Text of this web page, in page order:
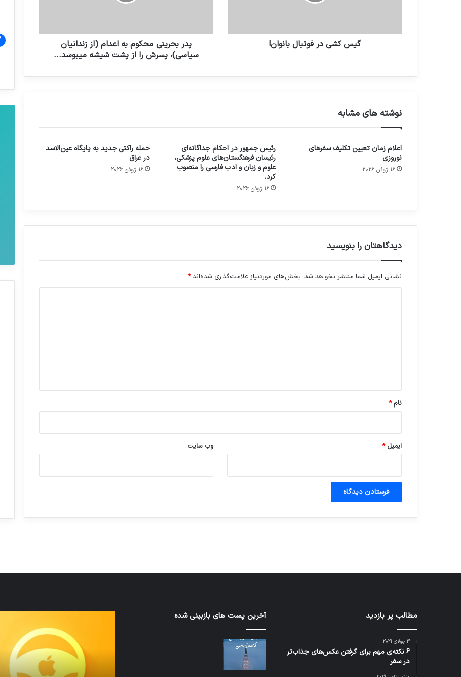
گیس کشی در فوتبال بانوان!
پدر بحرینی محکوم به اعدام (از زندانیان
سیاسی)، پسرش را از پشت شیشه میبوسد...
نوشته های مشابه
اعلام زمان تعیین تکلیف سفرهای
نوروزی
16 ژوئن 2026
رئیس جمهور در احکام جداگانه‌ای
رئیسان فرهنگستان‌های علوم پزشکی،
علوم و زبان و ادب فارسی را منصوب
کرد.
16 ژوئن 2026
حمله راکتی جدید به پایگاه عین‌الاسد
در عراق
16 ژوئن 2026
دیدگاهتان را بنویسید
نشانی ایمیل شما منتشر نخواهد شد. بخش‌های موردنیاز علامت‌گذاری شده‌اند*
نام*
ایمیل* وب‌ سایت
آماده برای کشف
مطالب پر بازدید
3 جولای 2021
6 نکته‌ی مهم برای گرفتن عکس‌های جذاب‌تر
در سفر
آخرین پست های بازبینی شده
شبکه
می‌تواند
سقوط
کدام
پیام‌رسان
اطلاعات
کاربران
را